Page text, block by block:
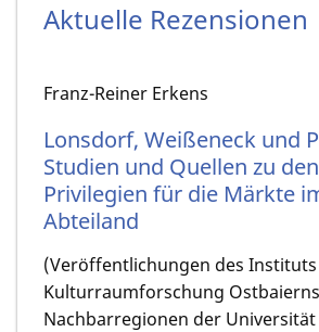
Aktuelle Rezensionen
Franz-Reiner Erkens
Lonsdorf, Weißeneck und
Studien und Quellen zu
Privilegien für die Märkte
Abteiland
(Veröffentlichungen des
Kulturraumforschung
Nachbarregionen der Universität